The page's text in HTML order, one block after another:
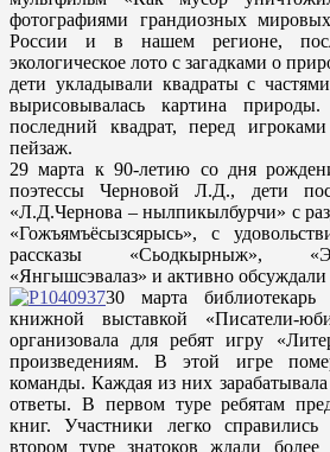
фотографиями грандиозных
России и в нашем регионе,
экологическое лото с загадками о
дети укладывали квадраты с
вырисовывалась картина
последний квадрат, перед
пейзаж.
29 марта к 90-летию со дня
поэтессы Черновой Л.Д., дети
«Л.Д.Чернова – нылпикылбурчи» с
«Гожъямъёсызсярысь», с
рассказы «Сьодкырныж»,
«Янгышсэвалаз» и активно
30 марта библиотекарь
книжной выставкой «Писатели-
организовала для ребят игру
произведениям. В этой игре
команды. Каждая из них
ответы. В первом туре ребятам
книг. Участники легко
втором туре знатоков ждали